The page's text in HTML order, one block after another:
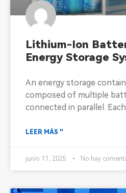
Lithium-Ion
Energy Storage
An energy storage
composed of multiple
connected in parallel. Each
LEER MÁS "
junio 11, 2025 No hay